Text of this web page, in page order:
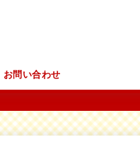
お問い合わせ